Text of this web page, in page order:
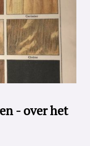
- over het